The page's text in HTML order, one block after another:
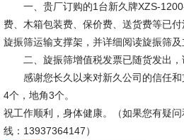
一、贵厂订购的1台新久牌XZS-
费、木箱包装费、保价费、送货费等已
旋振筛运输支撑架，并详细阅读旋振筛及
二、旋振筛增值税发票已随货发出，
感谢您长久以来对新久公司的信任和
4个，地角3个。
祝工作顺利，身体健康。（如果您有疑
线：13937364147）